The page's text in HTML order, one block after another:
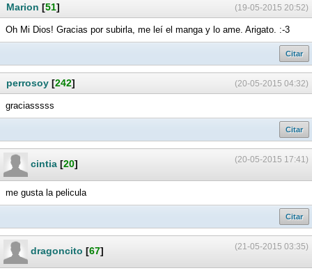
(19-05-2015 20:52)
Marion [51]
Oh Mi Dios! Gracias por subirla, me leí el manga y lo ame. Arigato. :-3
Citar
(20-05-2015 04:32)
perrosoy [242]
graciasssss
Citar
(20-05-2015 17:41)
cintia [20]
me gusta la pelicula
Citar
(21-05-2015 03:35)
dragoncito [67]